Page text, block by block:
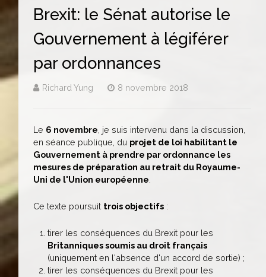
Brexit: le Sénat autorise le
Gouvernement à légiférer
par ordonnances
Richard Yung 8 novembre 2018
Le 6 novembre , je suis intervenu dans la discussion,
en séance publique, du projet de loi habilitant le
Gouvernement à prendre par ordonnance les
mesures de préparation au retrait du Royaume-
Uni de l'Union européenne
Ce texte poursuit trois objectifs :
tirer les conséquences du Brexit pour les
Britanniques soumis au droit français
(uniquement en l'absence d'un accord de sortie) ;
tirer les conséquences du Brexit pour les